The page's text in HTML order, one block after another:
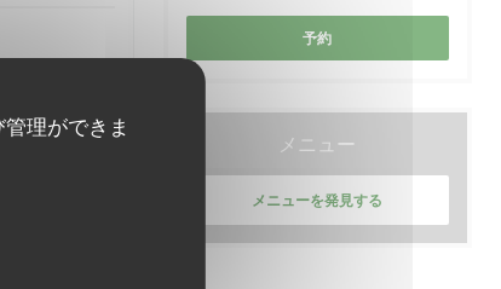
理ができま
予約
メニュー
メニューを発見する